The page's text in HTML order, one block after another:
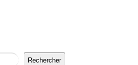
Rechercher